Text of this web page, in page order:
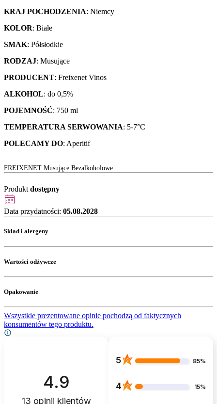
KRAJ POCHODZENIA: Niemcy
KOLOR: Białe
SMAK: Półsłodkie
RODZAJ: Musujące
PRODUCENT: Freixenet Vinos
ALKOHOL: do 0,5%
POJEMNOŚĆ: 750 ml
TEMPERATURA SERWOWANIA: 5-7°C
POLECAMY DO: Aperitif
FREIXENET Musujące Bezalkoholowe
Produkt dostępny
Data przydatności: 05.08.2028
Skład i alergeny
Wartości odżywcze
Opakowanie
Wszystkie prezentowane opinie pochodzą od faktycznych
konsumentów tego produktu.
4.9
13 opinii klientów
5 85%
4 15%